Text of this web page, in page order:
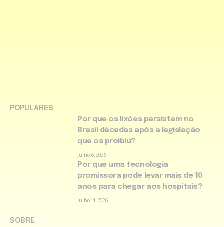
POPULARES
Por que os lixões persistem no
Brasil décadas após a legislação
que os proibiu?
julho 6, 2026
Por que uma tecnologia
promissora pode levar mais de 10
anos para chegar aos hospitais?
julho 14, 2026
SOBRE